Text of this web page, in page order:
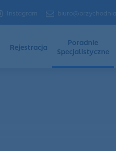
Instagram
Rejestracja
Poradnie
Specjalistyczne